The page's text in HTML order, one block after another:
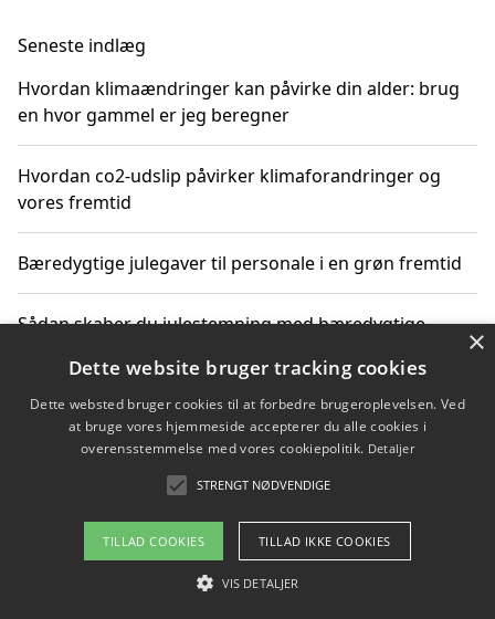
Seneste indlæg
Hvordan klimaændringer kan påvirke din alder: brug
en hvor gammel er jeg beregner
Hvordan co2-udslip påvirker klimaforandringer og
vores fremtid
Bæredygtige julegaver til personale i en grøn fremtid
Sådan skaber du julestemning med bæredygtige
Sådan skaber du et bæredygtigt hjem med familien i
Copyright 2026 - Pilanto Aps
Om / kontakt
×
Dette website bruger tracking cookies
Dette websted bruger cookies til at forbedre brugeroplevelsen. Ved
at bruge vores hjemmeside accepterer du alle cookies i
overensstemmelse med vores cookiepolitik. Detaljer
STRENGT NØDVENDIGE
TILLAD COOKIES TILLAD IKKE COOKIES
VIS DETALJER